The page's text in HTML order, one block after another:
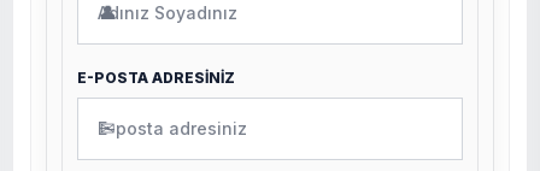
👤
E-POSTA ADRESİNİZ
✉